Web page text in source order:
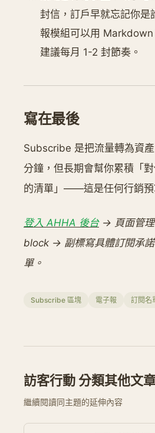
封信，訂戶早就忘記你是
報模組可以用 Markdown
建議每月 1-2 封節奏。
寫在最後
Subscribe 是把流量轉為資
分鐘，但長期會幫你累積「
的清單」——這是任何行銷預
登入 AHHA 後台→ 頁面管
block → 副標寫具體訂閱承
單。
Subscribe 區塊 電子報 訂閱名
訪客行動 分類其他文
繼續閱讀同主題的延伸內容